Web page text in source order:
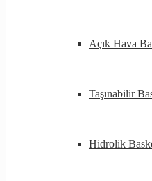
Açık Hava
Taşınabilir
Hidrolik